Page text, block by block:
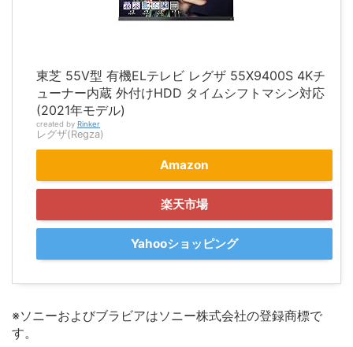
東芝 55V型 有機ELテレビ レグザ 55X9400S 4Kチ
ューナー内蔵 外付けHDD タイムシフトマシン対応
(2021年モデル)
created by Rinker
レグザ(Regza)
Amazon
楽天市場
Yahooショッピング
※ソニーおよびブラビアはソニー株式会社の登録商標で
す。